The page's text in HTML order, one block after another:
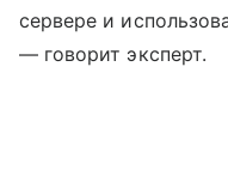
сервере и
— говорит эксперт.